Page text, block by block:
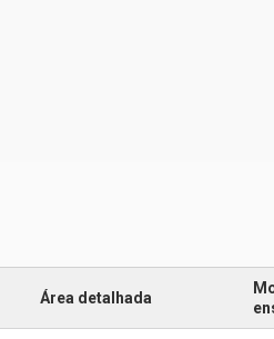
Área detalhada